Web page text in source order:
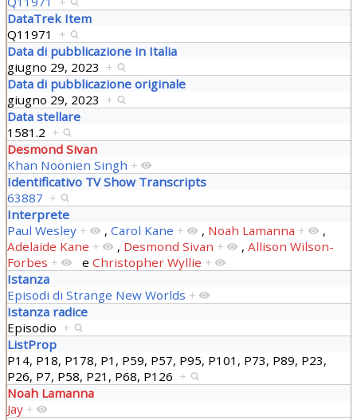
DataTrek Item
Q11971 +
Data di pubblicazione in Italia
giugno 29, 2023 +
Data di pubblicazione originale
giugno 29, 2023 +
Data stellare
1581.2 +
Desmond Sivan
Khan Noonien Singh +
Identificativo TV Show Transcripts
63887 +
Interprete
Paul Wesley + , Carol Kane + , Noah Lamanna +
,
Adelaide Kane + , Desmond Sivan + , Allison Wilson-
Forbes + e Christopher Wyllie +
Istanza
Episodi di Strange New Worlds +
Istanza radice
Episodio +
ListProp
P14, P18, P178, P1, P59, P57, P95, P101, P73, P89, P23,
P26, P7, P58, P21, P68, P126 +
Noah Lamanna
Jay +